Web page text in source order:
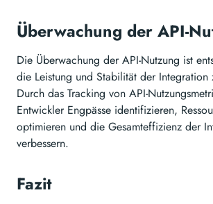
Überwachung der API-
Die Überwachung der API-Nutzung ist
die Leistung und Stabilität der Integration
Durch das Tracking von API-
Entwickler Engpässe identifizieren,
optimieren und die Gesamteffizienz der
verbessern.
Fazit